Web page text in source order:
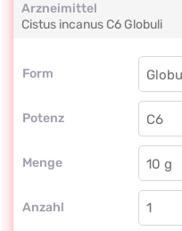
Arzneimittel
Cistus incanus C6 Globuli
Form
Form
Potenz
Globuli
C6
Menge
Globuli
Anzahl